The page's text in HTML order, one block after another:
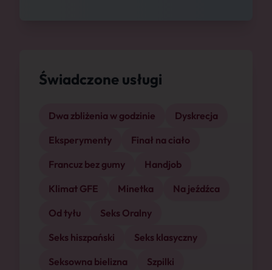
Świadczone usługi
Dwa zbliżenia w godzinie
Dyskrecja
Eksperymenty
Finał na ciało
Francuz bez gumy
Handjob
Klimat GFE
Minetka
Na jeźdźca
Od tyłu
Seks Oralny
Seks hiszpański
Seks klasyczny
Seksowna bielizna
Szpilki